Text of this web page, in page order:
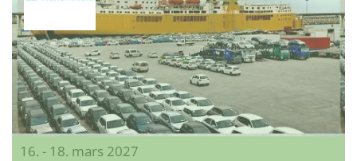
16. - 18. mars 2027